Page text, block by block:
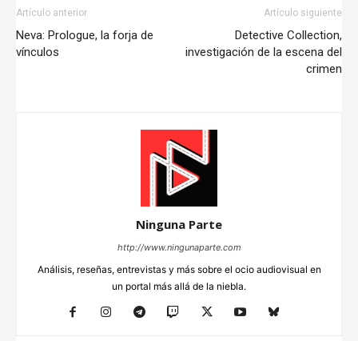
Artículo anterior
Neva: Prologue, la forja de
vínculos
Artículo siguiente
Detective Collection,
investigación de la escena del
crimen
Ninguna Parte
http://www.ningunaparte.com
Análisis, reseñas, entrevistas y más sobre el ocio audiovisual en
un portal más allá de la niebla.